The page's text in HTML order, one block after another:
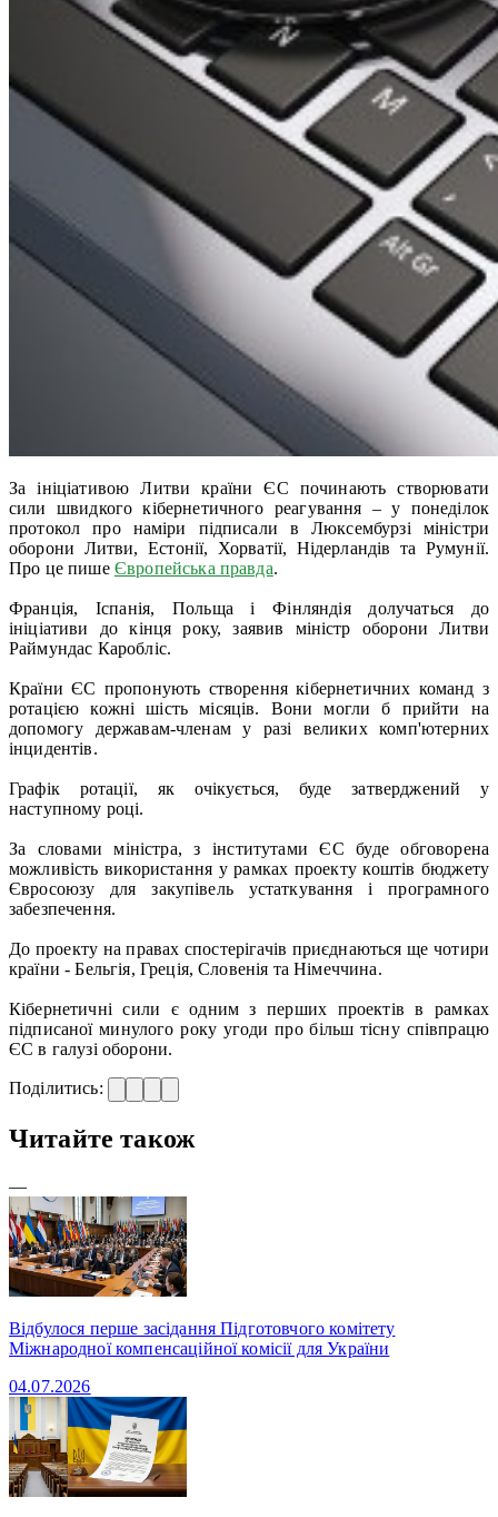
За ініціативою Литви країни ЄС починають створювати
сили швидкого кібернетичного реагування – у понеділок
протокол про наміри підписали в Люксембурзі міністри
оборони Литви, Естонії, Хорватії, Нідерландів та Румунії.
Про це пише Європейська правда.
Франція, Іспанія, Польща і Фінляндія долучаться до
ініціативи до кінця року, заявив міністр оборони Литви
Раймундас Каробліс.
Країни ЄС пропонують створення кібернетичних команд з
ротацією кожні шість місяців. Вони могли б прийти на
допомогу державам-членам у разі великих комп'ютерних
інцидентів.
Графік ротації, як очікується, буде затверджений у
наступному році.
За словами міністра, з інститутами ЄС буде обговорена
можливість використання у рамках проекту коштів бюджету
Євросоюзу для закупівель устаткування і програмного
забезпечення.
До проекту на правах спостерігачів приєднаються ще чотири
країни - Бельгія, Греція, Словенія та Німеччина.
Кібернетичні сили є одним з перших проектів в рамках
підписаної минулого року угоди про більш тісну співпрацю
ЄС в галузі оборони.
Поділитись:
Читайте також
—
Відбулося перше засідання Підготовчого комітету
Міжнародної компенсаційної комісії для України
04.07.2026